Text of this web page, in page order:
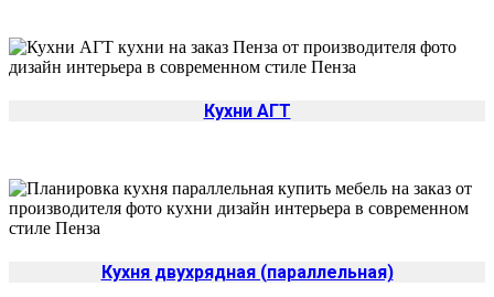
Кухни АГТ
Кухня двухрядная (параллельная)